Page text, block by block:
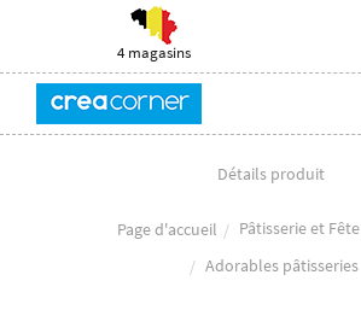
4 magasins
Détails produit
Page d'accueil Pâtisserie et Fête
Adorables pâtisseries